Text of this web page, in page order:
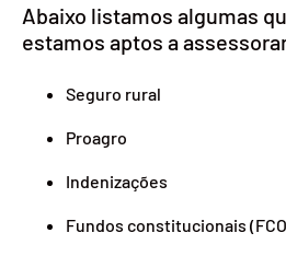
Abaixo listamos algumas
estamos aptos a
Seguro rural
Proagro
Indenizações
Fundos constitucionais